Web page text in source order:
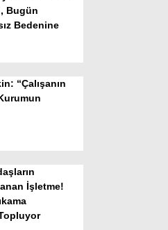
Facebook
Bugün
Bedenine
“Çalışanın
İşletme!